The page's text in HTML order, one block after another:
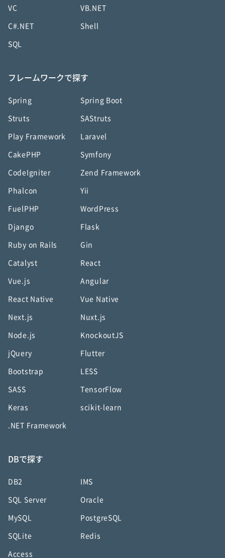
VC VB.NET
C#.NET Shell
SQL
フレームワークで探す
Spring Spring Boot
Struts SAStruts
Play Framework Laravel
CakePHP Symfony
CodeIgniter Zend Framework
Phalcon Yii
FuelPHP WordPress
Django Flask
Ruby on Rails Gin
Catalyst React
Vue.js Angular
React Native Vue Native
Next.js Nuxt.js
Node.js KnockoutJS
jQuery Flutter
Bootstrap LESS
SASS TensorFlow
Keras scikit-learn
.NET Framework
DBで探す
DB2 IMS
SQL Server Oracle
MySQL PostgreSQL
SQLite Redis
Access